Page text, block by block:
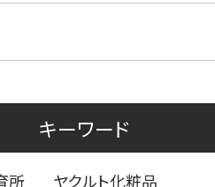
キーワード
所 ヤクルト化粧品